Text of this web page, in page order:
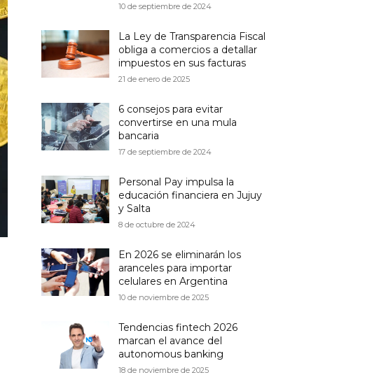
10 de septiembre de 2024
La Ley de Transparencia Fiscal
obliga a comercios a detallar
impuestos en sus facturas
21 de enero de 2025
6 consejos para evitar
convertirse en una mula
bancaria
17 de septiembre de 2024
Personal Pay impulsa la
educación financiera en Jujuy
y Salta
8 de octubre de 2024
En 2026 se eliminarán los
aranceles para importar
celulares en Argentina
10 de noviembre de 2025
Tendencias fintech 2026
marcan el avance del
autonomous banking
18 de noviembre de 2025